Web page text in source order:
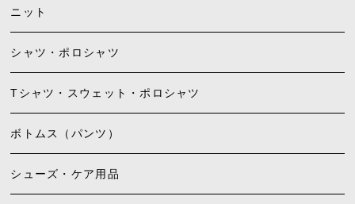
ニット
シャツ・ポロシャツ
Tシャツ・スウェット・ポロシャツ
ボトムス（パンツ）
シューズ・ケア用品